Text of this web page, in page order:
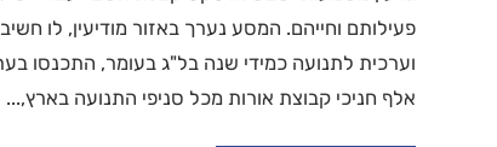
פעילותם וחייהם. המסע נערך באזור מודיעין, לו
וערכית לתנועה כמידי שנה בל"ג בעומר, התכנסו
אלף חניכי קבוצת אורות מכל סניפי התנועה בארץ,...